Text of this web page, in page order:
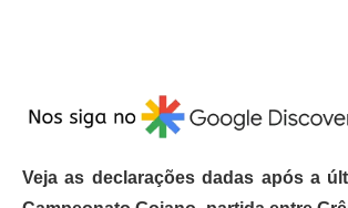
Veja as declarações dadas após a